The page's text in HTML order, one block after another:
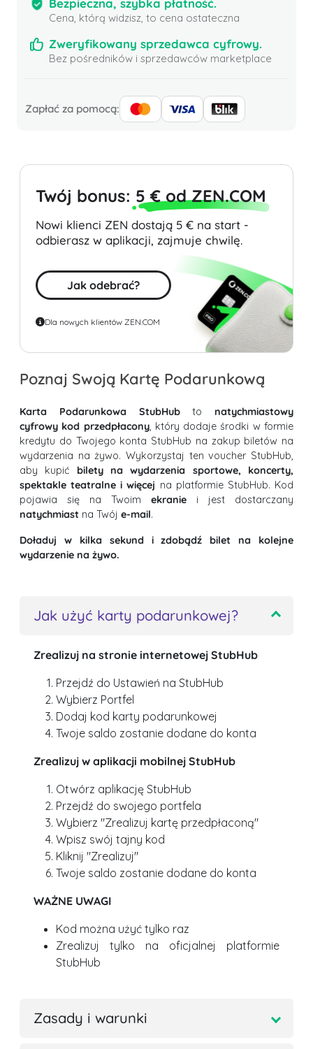
Bezpieczna, szybka płatność.
Cena, którą widzisz, to cena ostateczna
Zweryfikowany sprzedawca cyfrowy.
Bez pośredników i sprzedawców marketplace
Zapłać za pomocą:
Twój bonus: 5 € od ZEN.COM
Nowi klienci ZEN dostają 5 € na start -
odbierasz w aplikacji, zajmuje chwilę.
Jak odebrać?
Dla nowych klientów ZEN.COM
Poznaj Swoją Kartę Podarunkową
Karta Podarunkowa StubHubto natychmiastowy
cyfrowy kod przedpłacony, który dodaje środki w formie
kredytu do Twojego konta StubHub na zakup biletów na
wydarzenia na żywo. Wykorzystaj ten voucher StubHub,
aby kupić bilety na wydarzenia sportowe, koncerty,
spektakle teatralne i więcej na platformie StubHub. Kod
pojawia się na Twoim ekranie i jest dostarczany
natychmiast na Twój e-mail.
Doładuj w kilka sekund i zdobądź bilet na kolejne
wydarzenie na żywo.
Jak użyć karty podarunkowej?
Zrealizuj na stronie internetowej StubHub
Przejdź do Ustawień na StubHub
Wybierz Portfel
Dodaj kod karty podarunkowej
Twoje saldo zostanie dodane do konta
Zrealizuj w aplikacji mobilnej StubHub
Otwórz aplikację StubHub
Przejdź do swojego portfela
Wybierz "Zrealizuj kartę przedpłaconą"
Wpisz swój tajny kod
Kliknij "Zrealizuj"
Twoje saldo zostanie dodane do konta
WAŻNE UWAGI
Kod można użyć tylko raz
Zrealizuj tylko na oficjalnej platformie
StubHub
Zasady i warunki